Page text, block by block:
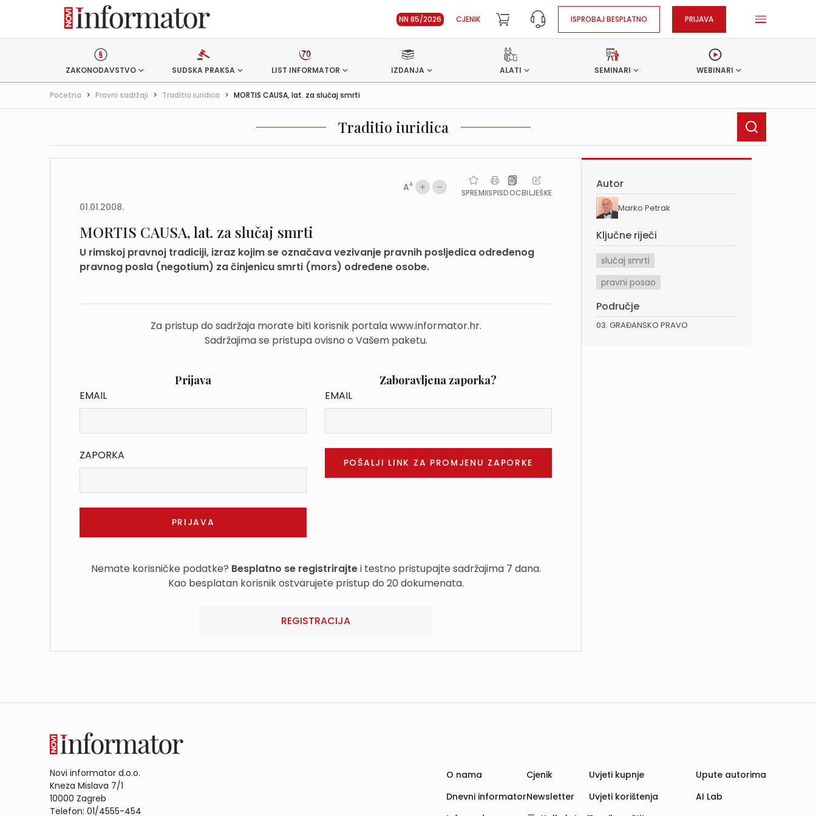
NN 85/2026 CJENIK ISPROBAJ BESPLATNO PRIJAVA
ZAKONODAVSTVO SUDSKA PRAKSA LIST INFORMATOR IZDANJA ALATI SEMINARI WEBINARI
Početna > Pravni sadržaji > Traditio iuridica > MORTIS CAUSA, lat. za slučaj smrti
Traditio iuridica
AA
SPREMIISPISDOCBILJEŠKE
01.01.2008.
MORTIS CAUSA, lat. za slučaj smrti
U rimskoj pravnoj tradiciji, izraz kojim se označava vezivanje pravnih posljedica određenog
pravnog posla (negotium) za činjenicu smrti (mors) određene osobe.
Za pristup do sadržaja morate biti korisnik portala www.informator.hr.
Sadržajima se pristupa ovisno o Vašem paketu.
Prijava
EMAIL
ZAPORKA
Zaboravljena zaporka?
EMAIL
Nemate korisničke podatke? Besplatno se registrirajtei testno pristupajte sadržajima 7 dana.
Kao besplatan korisnik ostvarujete pristup do 20 dokumenata.
REGISTRACIJA
Autor
Marko Petrak
Ključne riječi
slučaj smrti
pravni posao
Područje
03. GRAĐANSKO PRAVO
Novi informator d.o.o.
Kneza Mislava 7/1
10000 Zagreb
Telefon: 01/4555-454
O nama
Dnevni informator
Cjenik
Newsletter
Uvjeti kupnje
Uvjeti korištenja
Upute autorima
AI Lab